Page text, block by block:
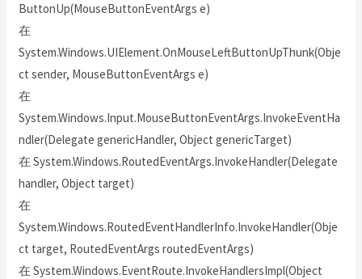
ButtonUp(MouseButtonEventArgs e)
在
System.Windows.UIElement.OnMouseLeftButtonUpThunk(Obje
ct sender, MouseButtonEventArgs e)
在
System.Windows.Input.MouseButtonEventArgs.InvokeEventHa
ndler(Delegate genericHandler, Object genericTarget)
在 System.Windows.RoutedEventArgs.InvokeHandler(Delegate
handler, Object target)
在
System.Windows.RoutedEventHandlerInfo.InvokeHandler(Obje
ct target, RoutedEventArgs routedEventArgs)
在 System.Windows.EventRoute.InvokeHandlersImpl(Object